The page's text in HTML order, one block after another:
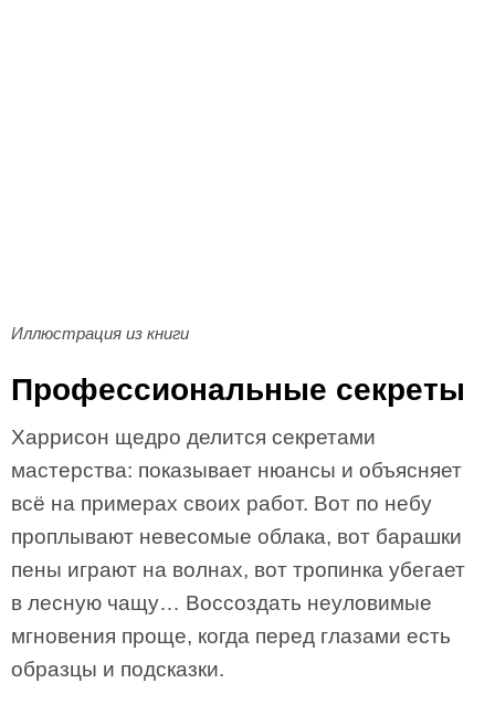
Иллюстрация из книги
Профессиональные секреты
Харрисон щедро делится секретами
мастерства: показывает нюансы и объясняет
всё на примерах своих работ. Вот по небу
проплывают невесомые облака, вот барашки
пены играют на волнах, вот тропинка убегает
в лесную чащу… Воссоздать неуловимые
мгновения проще, когда перед глазами есть
образцы и подсказки.